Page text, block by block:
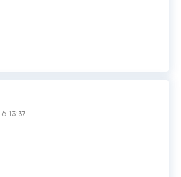
à13:37